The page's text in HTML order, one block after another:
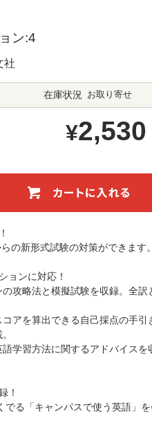
ン:4
社
在庫状況 お取り寄せ
¥2,530
の新形式試験の対策ができます。
ョンに対応！
の攻略法と模擬試験を収録。全訳
コアを算出できる自己採点の手
語学習方法に関するアドバイス
！
でる「キャンパスで使う英語」